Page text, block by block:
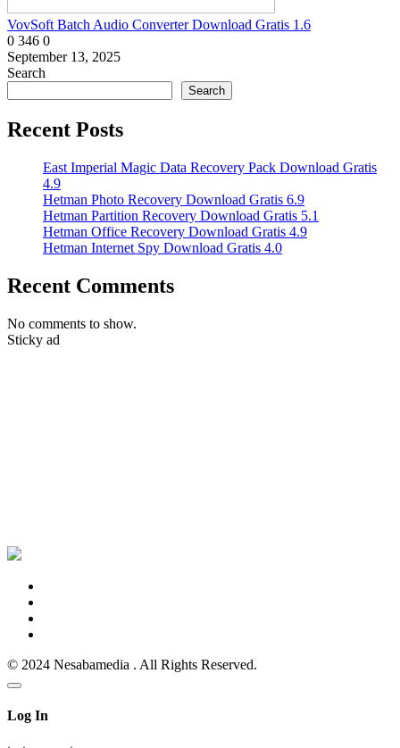
VovSoft Batch Audio Converter Download Gratis 1.6
0 346 0
September 13, 2025
Search
Search
Recent Posts
East Imperial Magic Data Recovery Pack Download Gratis
4.9
Hetman Photo Recovery Download Gratis 6.9
Hetman Partition Recovery Download Gratis 5.1
Hetman Office Recovery Download Gratis 4.9
Hetman Internet Spy Download Gratis 4.0
Recent Comments
No comments to show.
Sticky ad
© 2024 Nesabamedia . All Rights Reserved.
Log In